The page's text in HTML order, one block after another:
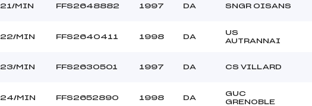
21/MIN FFS2648882 1997 DA SNGR OISANS
22/MIN FFS2640411 1998 DA
US
AUTRANNAI
23/MIN FFS2630501 1997 DA CS VILLARD
24/MIN FFS2652890 1998 DA
GUC
GRENOBLE